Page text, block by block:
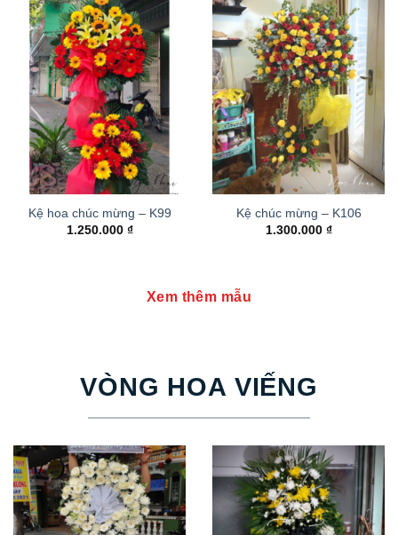
Kệ hoa chúc mừng – K99
1.250.000 ₫
Kệ chúc mừng – K106
1.300.000 ₫
Xem thêm mẫu
VÒNG HOA VIẾNG